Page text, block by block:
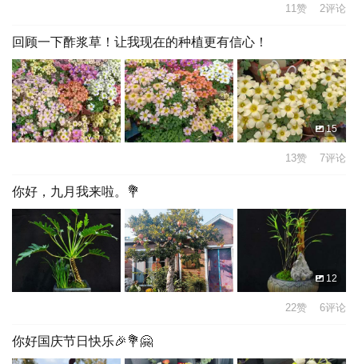
11赞 2评论
回顾一下酢浆草！让我现在的种植更有信心！
15
13赞 7评论
你好，九月我来啦。💐
12
22赞 6评论
你好国庆节日快乐🎉💐🤗